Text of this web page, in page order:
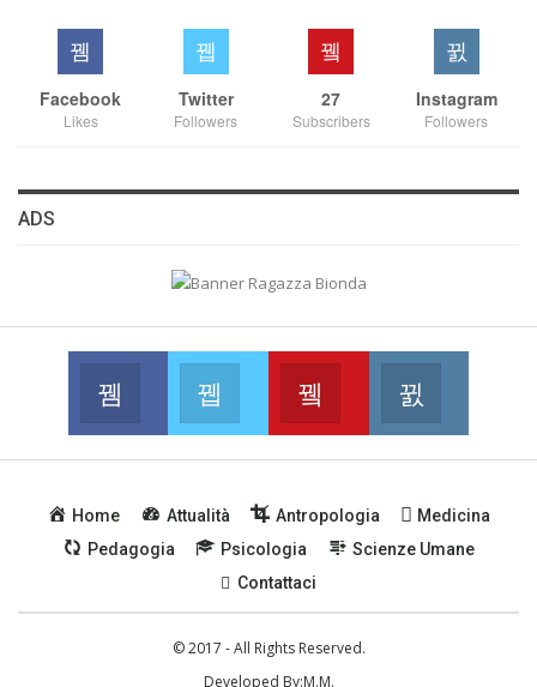
Facebook
Likes
Twitter
Followers
27
Subscribers
Instagram
Followers
ADS
Facebook
Join us on FacebookJoin us on Twitter
Youtube
Join us on Youtube
Home Attualità Antropologia
Medicina
Pedagogia
Psicologia
Scienze Umane
Contattaci
© 2017 - All Rights Reserved.
Developed By:M.M.